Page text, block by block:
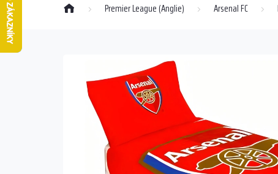
Domů Premier League (Anglie) Arsenal FC